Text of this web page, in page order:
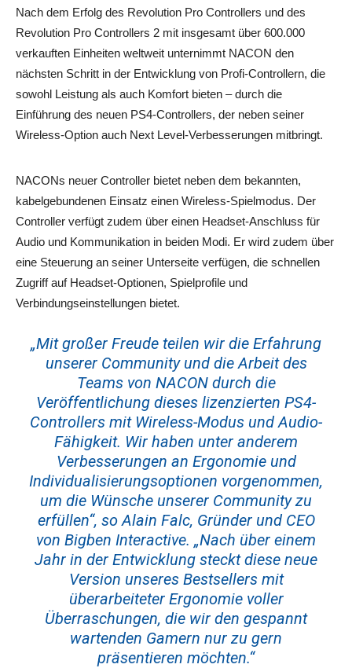
Nach dem Erfolg des Revolution Pro Controllers und des
Revolution Pro Controllers 2 mit insgesamt über 600.000
verkauften Einheiten weltweit unternimmt NACON den
nächsten Schritt in der Entwicklung von Profi-Controllern, die
sowohl Leistung als auch Komfort bieten – durch die
Einführung des neuen PS4-Controllers, der neben seiner
Wireless-Option auch Next Level-Verbesserungen mitbringt.
NACONs neuer Controller bietet neben dem bekannten,
kabelgebundenen Einsatz einen Wireless-Spielmodus. Der
Controller verfügt zudem über einen Headset-Anschluss für
Audio und Kommunikation in beiden Modi. Er wird zudem über
eine Steuerung an seiner Unterseite verfügen, die schnellen
Zugriff auf Headset-Optionen, Spielprofile und
Verbindungseinstellungen bietet.
„Mit großer Freude teilen wir die Erfahrung
unserer Community und die Arbeit des
Teams von NACON durch die
Veröffentlichung dieses lizenzierten PS4-
Controllers mit Wireless-Modus und Audio-
Fähigkeit. Wir haben unter anderem
Verbesserungen an Ergonomie und
Individualisierungsoptionen vorgenommen,
um die Wünsche unserer Community zu
erfüllen“, so Alain Falc, Gründer und CEO
von Bigben Interactive. „Nach über einem
Jahr in der Entwicklung steckt diese neue
Version unseres Bestsellers mit
überarbeiteter Ergonomie voller
Überraschungen, die wir den gespannt
wartenden Gamern nur zu gern
präsentieren möchten.“